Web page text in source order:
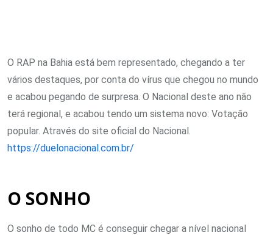
O RAP na Bahia está bem representado, chegando a ter
vários destaques, por conta do vírus que chegou no mundo
e acabou pegando de surpresa. O Nacional deste ano não
terá regional, e acabou tendo um sistema novo: Votação
popular. Através do site oficial do Nacional.
https://duelonacional.com.br/
O SONHO
O sonho de todo MC é conseguir chegar a nível nacional